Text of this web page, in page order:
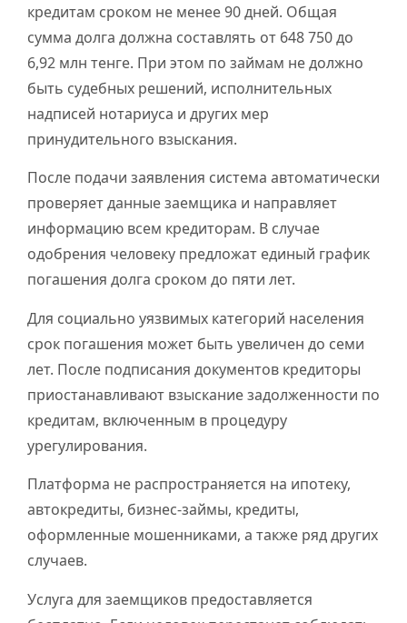
кредитам сроком не менее 90 дней. Общая
сумма долга должна составлять от 648 750 до
6,92 млн тенге. При этом по займам не должно
быть судебных решений, исполнительных
надписей нотариуса и других мер
принудительного взыскания.
После подачи заявления система автоматически
проверяет данные заемщика и направляет
информацию всем кредиторам. В случае
одобрения человеку предложат единый график
погашения долга сроком до пяти лет.
Для социально уязвимых категорий населения
срок погашения может быть увеличен до семи
лет. После подписания документов кредиторы
приостанавливают взыскание задолженности по
кредитам, включенным в процедуру
урегулирования.
Платформа не распространяется на ипотеку,
автокредиты, бизнес-займы, кредиты,
оформленные мошенниками, а также ряд других
случаев.
Услуга для заемщиков предоставляется